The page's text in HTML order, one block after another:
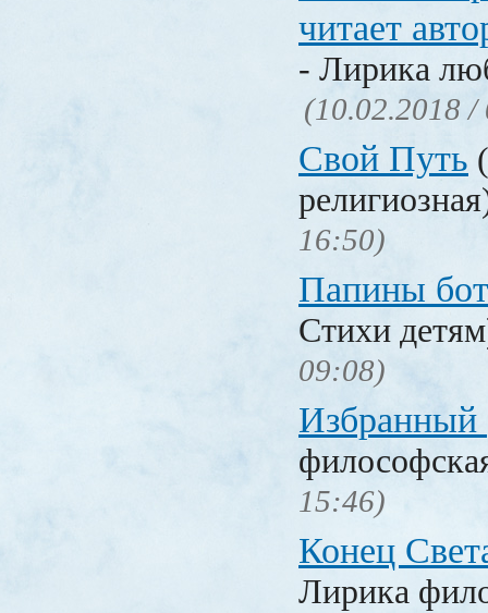
читает
- Лирика
(10.02.2018 /
Свой Путь
16:50)
Папины
Стихи
09:08)
Избранный
15:46)
Конец
Лирика